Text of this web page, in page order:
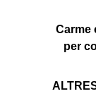
Carme
per